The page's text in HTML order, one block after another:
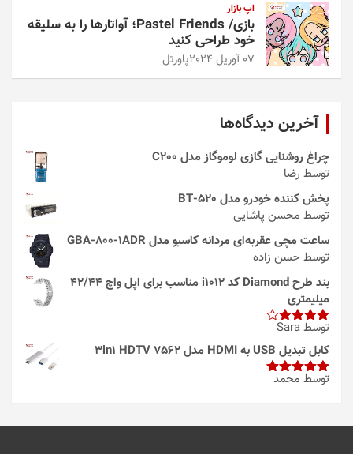
اپ بازار
بازی/ Pastel Friends؛ آواتارها را به سلیقه
خود طراحی کنید
07 آوریل 2024 پاورتل
آخرین دیدگاه‌ها
چراغ روشنایی گازی لوموگاز مدل C200
توسط رضا
پخش کننده خودرو مدل 520-BT
توسط محسن پاشایی
ساعت مچی عقربه‌ای مردانه کاسیو مدل GBA-800-1ADR
توسط حسن زاده
بند طرح Diamond کد i1012 مناسب برای اپل واچ 42/44
میلیمتری
امتیاز4
از 5
توسط Sara
کابل تبدیل USB به HDMI مدل 3in1 HDTV 7562
امتیاز5از
توسط محمد